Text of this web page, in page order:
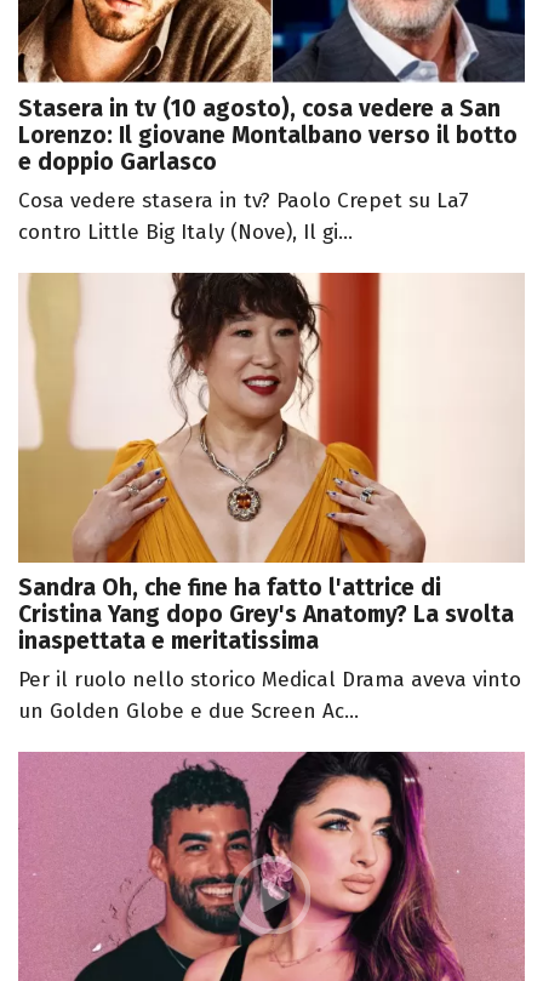
Stasera in tv (10 agosto), cosa vedere a San
Lorenzo: Il giovane Montalbano verso il botto
e doppio Garlasco
Cosa vedere stasera in tv? Paolo Crepet su La7
contro Little Big Italy (Nove), Il gi...
Sandra Oh, che fine ha fatto l'attrice di
Cristina Yang dopo Grey's Anatomy? La svolta
inaspettata e meritatissima
Per il ruolo nello storico Medical Drama aveva vinto
un Golden Globe e due Screen Ac...